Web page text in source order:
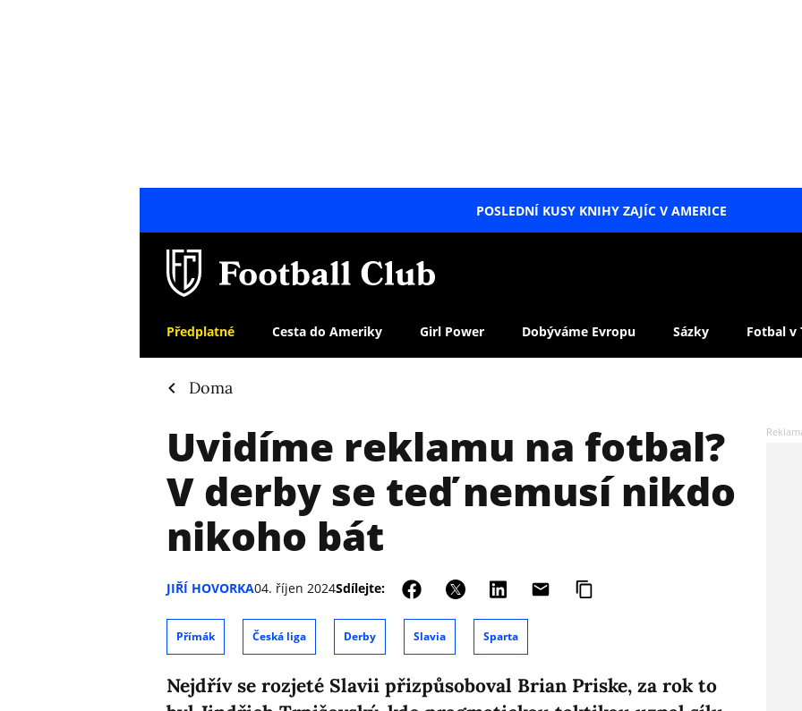
POSLEDNÍ KUSY KNIHY ZAJÍC V AMERICE
Předplatné Cesta do Ameriky Girl Power Dobýváme Evropu Sázky Fotbal v
Doma
Uvidíme reklamu na fotbal?
V derby se teď nemusí nikdo
nikoho bát
JIŘÍ HOVORKA04. říjen 2024Sdílejte:
Přímák Česká liga Derby Slavia Sparta
Nejdřív se rozjeté Slavii přizpůsoboval Brian Priske, za rok to